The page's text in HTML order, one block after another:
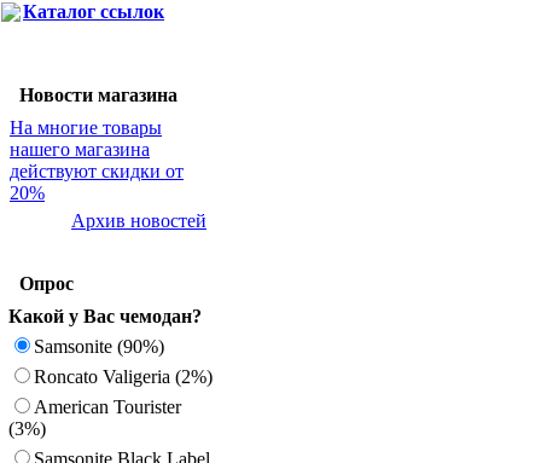
Каталог ссылок
Новости магазина
На многие товары
нашего магазина
действуют скидки от
20%
Архив новостей
Опрос
Какой у Вас чемодан?
Samsonite (90%)
Roncato Valigeria (2%)
American Tourister
(3%)
Samsonite Black Label